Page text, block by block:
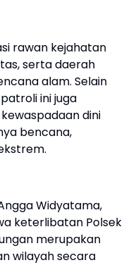
rawan kejahatan
serta daerah
alam. Selain
ini juga
dini
bencana,
Widyatama,
keterlibatan Polsek
merupakan
wilayah secara